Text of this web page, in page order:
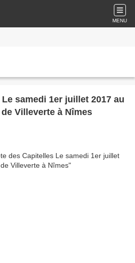
MENU
samedi 1er juillet 2017 au
Villeverte à Nîmes